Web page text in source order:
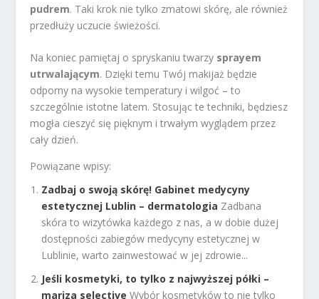
pudrem. Taki krok nie tylko zmatowi skórę, ale również
przedłuży uczucie świeżości.
Na koniec pamiętaj o spryskaniu twarzy sprayem
utrwalającym. Dzięki temu Twój makijaż będzie
odporny na wysokie temperatury i wilgoć – to
szczególnie istotne latem. Stosując te techniki, będziesz
mogła cieszyć się pięknym i trwałym wyglądem przez
cały dzień.
Powiązane wpisy:
Zadbaj o swoją skórę! Gabinet medycyny
estetycznej Lublin – dermatologia Zadbana
skóra to wizytówka każdego z nas, a w dobie dużej
dostępności zabiegów medycyny estetycznej w
Lublinie, warto zainwestować w jej zdrowie...
Jeśli kosmetyki, to tylko z najwyższej półki –
mariza selective Wybór kosmetyków to nie tylko